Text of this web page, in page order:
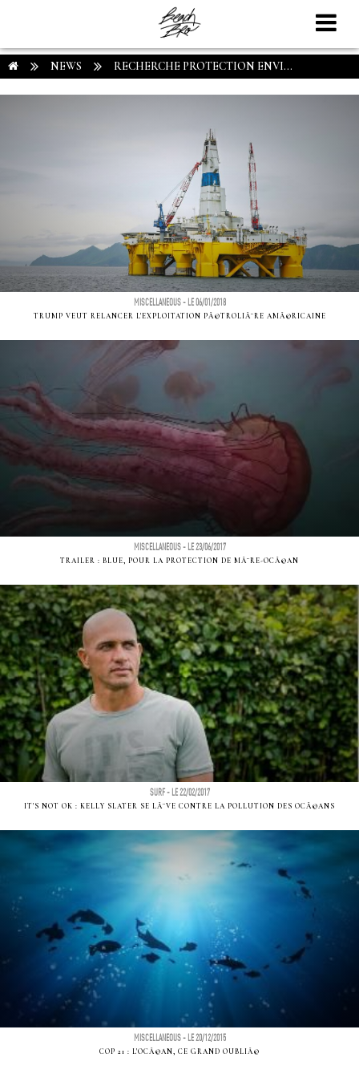
NEWS RECHERCHE PROTECTION ENVI...
MISCELLANEOUS - LE 06/01/2018
TRUMP VEUT RELANCER L'EXPLOITATION PÃ©TROLIÃ¨RE AMÃ©RICAINE
MISCELLANEOUS - LE 23/06/2017
TRAILER : BLUE, POUR LA PROTECTION DE MÃ¨RE-OCÃ©AN
SURF - LE 22/02/2017
IT'S NOT OK : KELLY SLATER SE LÃ¨VE CONTRE LA POLLUTION DES OCÃ©ANS
MISCELLANEOUS - LE 20/12/2015
COP 21 : L'OCÃ©AN, CE GRAND OUBLIÃ©